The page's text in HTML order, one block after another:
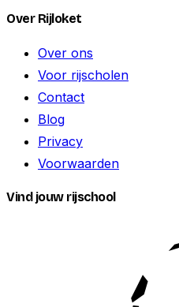
Over Rijloket
Over ons
Voor rijscholen
Contact
Blog
Privacy
Voorwaarden
Vind jouw rijschool